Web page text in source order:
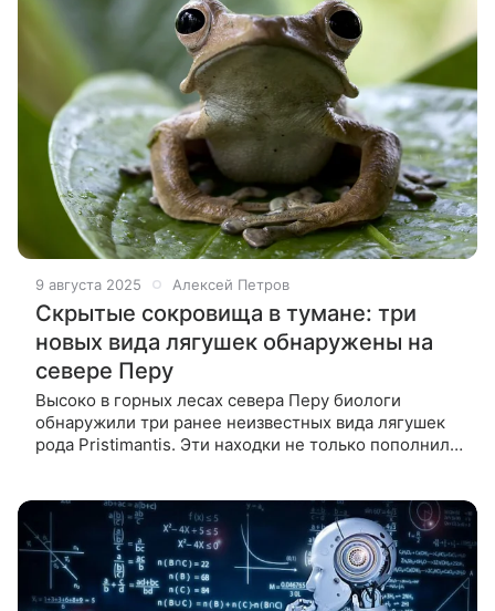
9 августа 2025 Алексей Петров
Скрытые сокровища в тумане: три
новых вида лягушек обнаружены на
севере Перу
Высоко в горных лесах севера Перу биологи
обнаружили три ранее неизвестных вида лягушек
рода Pristimantis. Эти находки не только пополнили